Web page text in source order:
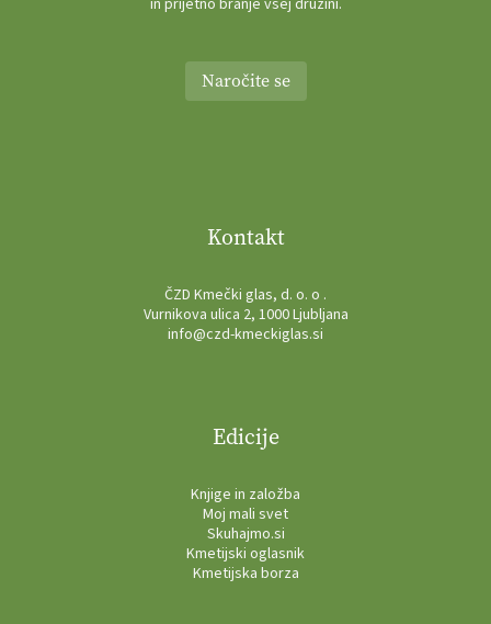
in prijetno branje vsej družini.
Naročite se
Kontakt
ČZD Kmečki glas, d. o. o .
Vurnikova ulica 2, 1000 Ljubljana
info@czd-kmeckiglas.si
Edicije
Knjige in založba
Moj mali svet
Skuhajmo.si
Kmetijski oglasnik
Kmetijska borza